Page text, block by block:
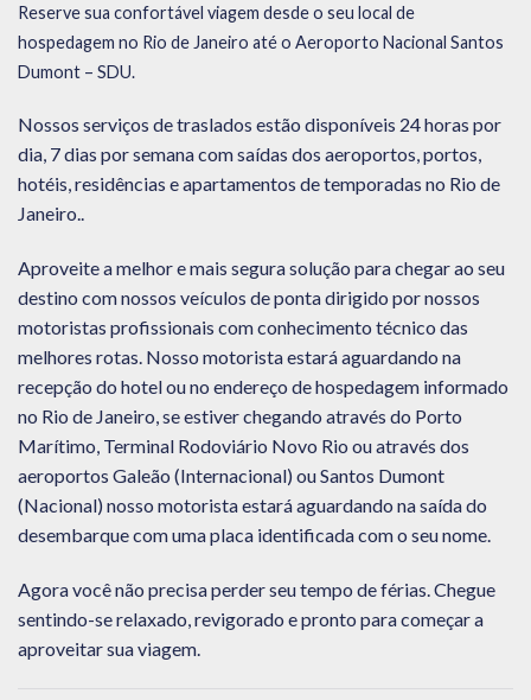
Reserve sua confortável viagem desde o seu local de
hospedagem no Rio de Janeiro até o Aeroporto Nacional Santos
Dumont – SDU.
Nossos serviços de traslados estão disponíveis 24 horas por
dia, 7 dias por semana com saídas dos aeroportos, portos,
hotéis, residências e apartamentos de temporadas no Rio de
Janeiro..
Aproveite a melhor e mais segura solução para chegar ao seu
destino com nossos veículos de ponta dirigido por nossos
motoristas profissionais com conhecimento técnico das
melhores rotas. Nosso motorista estará aguardando na
recepção do hotel ou no endereço de hospedagem informado
no Rio de Janeiro, se estiver chegando através do Porto
Marítimo, Terminal Rodoviário Novo Rio ou através dos
aeroportos Galeão (Internacional) ou Santos Dumont
(Nacional) nosso motorista estará aguardando na saída do
desembarque com uma placa identificada com o seu nome.
Agora você não precisa perder seu tempo de férias. Chegue
sentindo-se relaxado, revigorado e pronto para começar a
aproveitar sua viagem.